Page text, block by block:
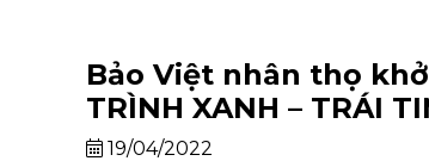
Bảo Việt nhân thọ
TRÌNH XANH – TRÁI
19/04/2022